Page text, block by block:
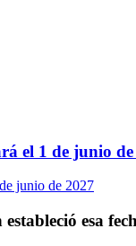
el 1 de junio de
esa